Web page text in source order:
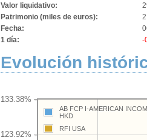
Valor liquidativo:
Patrimonio (miles de euros):
Fecha:
1 día:
-
Evolución
123.92%
133.38%
AB FCP I-AMERICAN
HKD
RFI USA